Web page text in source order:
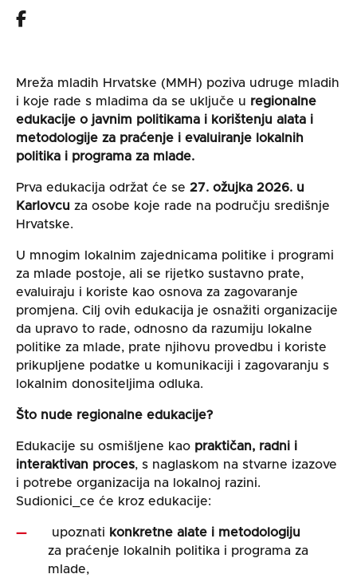
Mreža mladih Hrvatske (MMH) poziva udruge mladih
i koje rade s mladima da se uključe u regionalne
edukacije o javnim politikama i korištenju alata i
metodologije za praćenje i evaluiranje lokalnih
politika i programa za mlade.
Prva edukacija održat će se 27. ožujka 2026. u
Karlovcu za osobe koje rade na području središnje
Hrvatske.
U mnogim lokalnim zajednicama politike i programi
za mlade postoje, ali se rijetko sustavno prate,
evaluiraju i koriste kao osnova za zagovaranje
promjena. Cilj ovih edukacija je osnažiti organizacije
da upravo to rade, odnosno da razumiju lokalne
politike za mlade, prate njihovu provedbu i koriste
prikupljene podatke u komunikaciji i zagovaranju s
lokalnim donositeljima odluka.
Što nude regionalne edukacije?
Edukacije su osmišljene kao praktičan, radni i
interaktivan proces, s naglaskom na stvarne izazove
i potrebe organizacija na lokalnoj razini.
Sudionici_ce će kroz edukacije:
upoznati konkretne alate i metodologiju
za praćenje lokalnih politika i programa za
mlade,